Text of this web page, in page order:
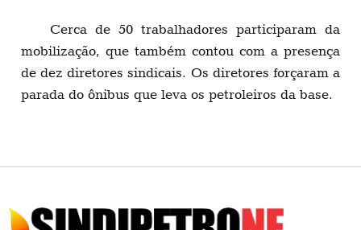
Cerca de 50 trabalhadores participaram da
mobilização, que também contou com a presença
de dez diretores sindicais. Os diretores forçaram a
parada do ônibus que leva os petroleiros da base.